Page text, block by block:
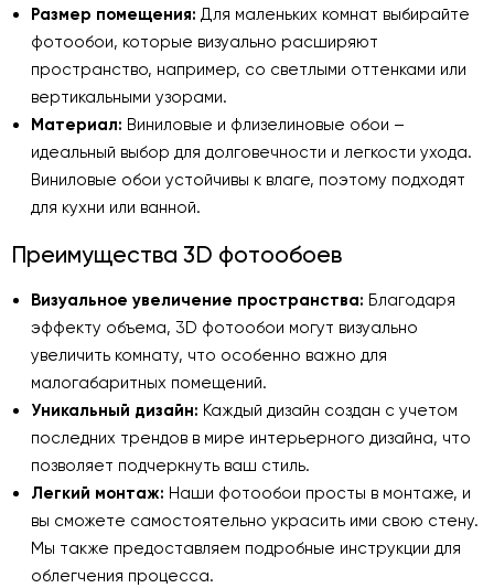
Размер помещения: Для маленьких комнат выбирайте
фотообои, которые визуально расширяют
пространство, например, со светлыми оттенками или
вертикальными узорами.
Материал: Виниловые и флизелиновые обои –
идеальный выбор для долговечности и легкости ухода.
Виниловые обои устойчивы к влаге, поэтому подходят
для кухни или ванной.
Преимущества 3D фотообоев
Визуальное увеличение пространства: Благодаря
эффекту объема, 3D фотообои могут визуально
увеличить комнату, что особенно важно для
малогабаритных помещений.
Уникальный дизайн: Каждый дизайн создан с учетом
последних трендов в мире интерьерного дизайна, что
позволяет подчеркнуть ваш стиль.
Легкий монтаж: Наши фотообои просты в монтаже, и
вы сможете самостоятельно украсить ими свою стену.
Мы также предоставляем подробные инструкции для
облегчения процесса.